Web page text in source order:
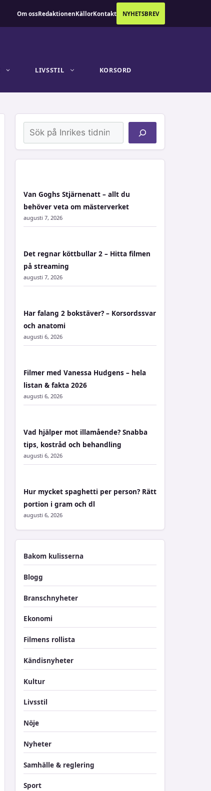
Om ossRedaktionenKällorKontakt NYHETSBREV
LIVSSTIL KORSORD
Sök
Van Goghs Stjärnenatt – allt du
behöver veta om mästerverket
augusti 7, 2026
Det regnar köttbullar 2 – Hitta filmen
på streaming
augusti 7, 2026
Har falang 2 bokstäver? – Korsordssvar
och anatomi
augusti 6, 2026
Filmer med Vanessa Hudgens – hela
listan & fakta 2026
augusti 6, 2026
Vad hjälper mot illamående? Snabba
tips, kostråd och behandling
augusti 6, 2026
Hur mycket spaghetti per person? Rätt
portion i gram och dl
augusti 6, 2026
Bakom kulisserna
Blogg
Branschnyheter
Ekonomi
Filmens rollista
Kändisnyheter
Kultur
Livsstil
Nöje
Nyheter
Samhälle & reglering
Sport